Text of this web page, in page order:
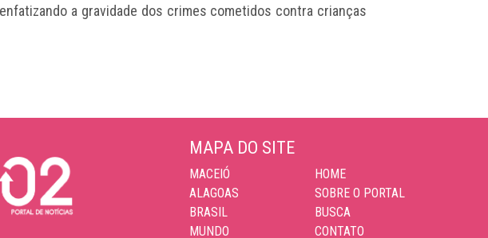
a gravidade dos crimes cometidos contra crianças
MAPA DO SITE
MACEIÓ
ALAGOAS
BRASIL
MUNDO
HOME
SOBRE O PORTAL
BUSCA
CONTATO